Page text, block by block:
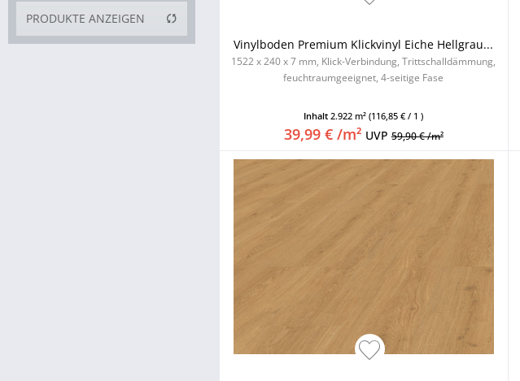
ohne Fase
4-seitig
PRODUKTE ANZEIGEN
Vinylboden Premium Klickvinyl Eiche Hellgrau...
1522 x 240 x 7 mm, Klick-Verbindung, Trittschalldämmung,
feuchtraumgeeignet, 4-seitige Fase
Inhalt2.922 m²(116,85 € / 1 )
39,99 € /m² UVP59,90 € /m²